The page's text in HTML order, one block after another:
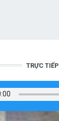
TRỰC TIẾP